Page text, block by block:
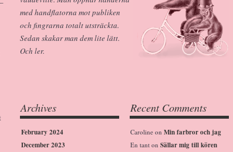
med handflatorna mot publiken
och fingrarna totalt utsträckta.
Sedan skakar man dem lite lätt.
Och ler.
Archives
February 2024
December 2023
Recent Comments
Caroline on Min farbror och jag
En tant on Sällar mig till kören